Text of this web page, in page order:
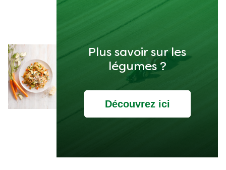
Plus savoir sur les
légumes ?
Découvrez ici